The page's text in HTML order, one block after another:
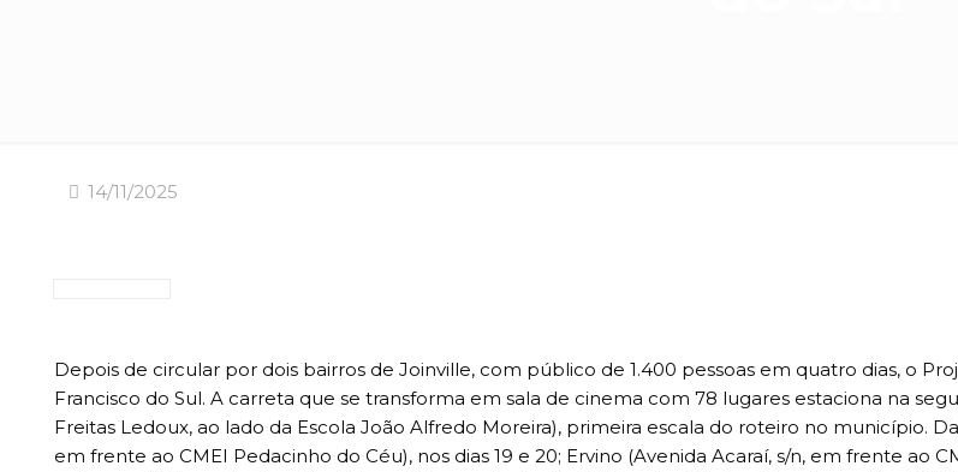
14/11/2025
Depois de circular por dois bairros de Joinville, com público de 1.400 pessoas em quatro dias, o
Francisco do Sul. A carreta que se transforma em sala de cinema com 78 lugares estaciona na
Freitas Ledoux, ao lado da Escola João Alfredo Moreira), primeira escala do roteiro no município.
em frente ao CMEI Pedacinho do Céu), nos dias 19 e 20; Ervino (Avenida Acaraí, s/n, em frente ao